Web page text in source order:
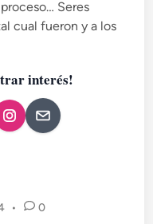
Seres
cual fueron y a los
interés!
• 0